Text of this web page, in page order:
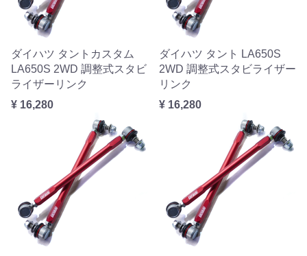
ダイハツ タントカスタム
LA650S 2WD 調整式スタビ
ライザーリンク
¥ 16,280
ダイハツ タント LA650S
2WD 調整式スタビライザー
リンク
¥ 16,280